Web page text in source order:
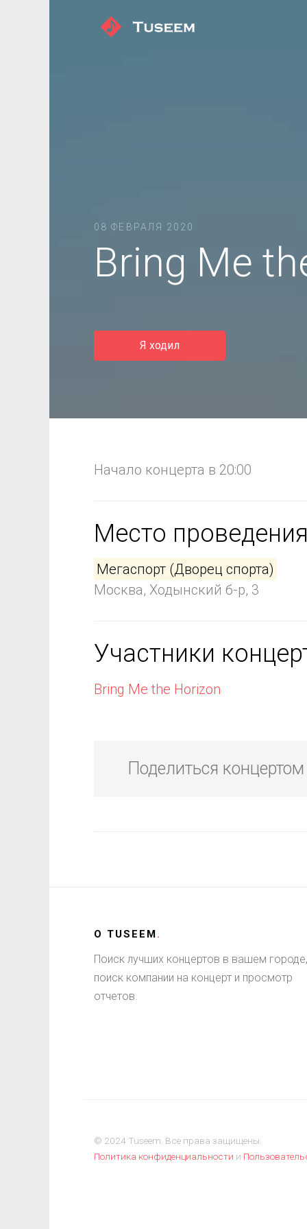
08 ФЕВРАЛЯ 2020
Bring Me
Я ходил
Начало концерта в 20:00
Место
Мегаспорт (Дворец спорта)
Москва, Ходынский б-р, 3
Участники
Bring Me the Horizon
Поделиться концертом
О TUSEEM.
Поиск лучших концертов в вашем городе,
поиск компании на концерт и просмотр
отчетов.
© 2024 Tuseem. Все права защищены.
Политика конфиденциальности и